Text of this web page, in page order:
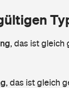
, das ist gleich
, das ist gleich